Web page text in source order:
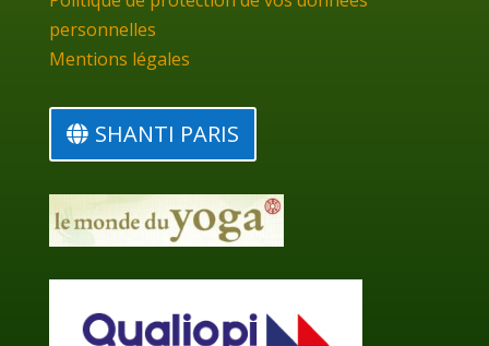
personnelles
Mentions légales
SHANTI PARIS